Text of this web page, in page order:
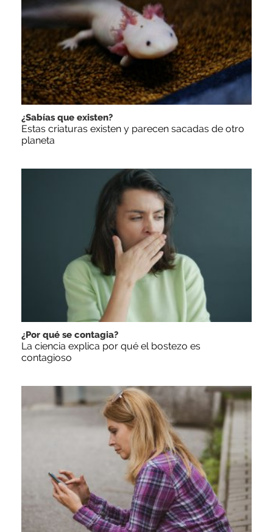
¿Sabías que existen?
Estas criaturas existen y parecen sacadas de otro
planeta
¿Por qué se contagia?
La ciencia explica por qué el bostezo es
contagioso